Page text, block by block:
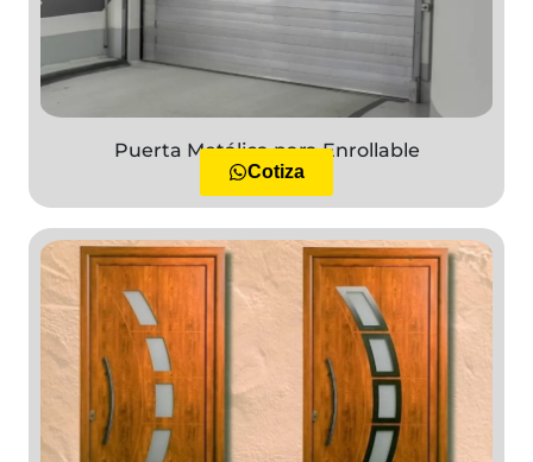
Puerta Metálica para Enrollable
Cotiza